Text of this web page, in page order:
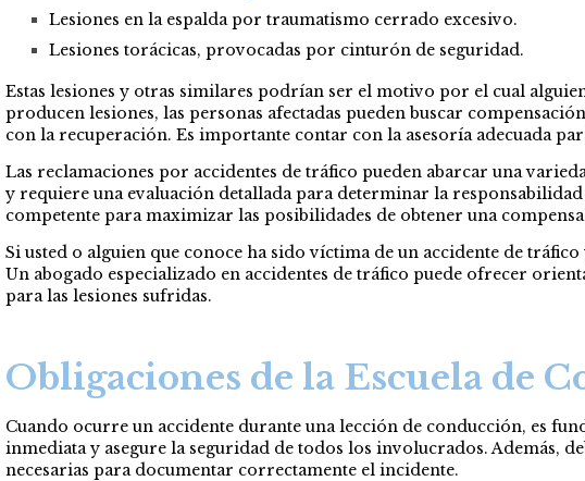
Lesiones en la espalda por traumatismo cerrado excesivo.
Lesiones torácicas, provocadas por cinturón de seguridad.
Estas lesiones y otras similares podrían ser el motivo por el cual
producen lesiones, las personas afectadas pueden buscar
con la recuperación. Es importante contar con la asesoría adecuada
Las reclamaciones por accidentes de tráfico pueden abarcar una
y requiere una evaluación detallada para determinar la
competente para maximizar las posibilidades de obtener una
Si usted o alguien que conoce ha sido víctima de un accidente de
Un abogado especializado en accidentes de tráfico puede ofrecer
para las lesiones sufridas.
Obligaciones de la Escuela de
Cuando ocurre un accidente durante una lección de conducción, es
inmediata y asegure la seguridad de todos los involucrados. Además,
necesarias para documentar correctamente el incidente.